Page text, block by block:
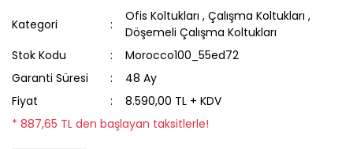
Kategori
Ofis Koltukları ,Çalışma Koltukları ,
Döşemeli Çalışma Koltukları
Stok Kodu
Morocco100_55ed72
Garanti Süresi
48 Ay
Fiyat
8.590,00 TL + KDV
* 887,65 TL den başlayan taksitlerle!